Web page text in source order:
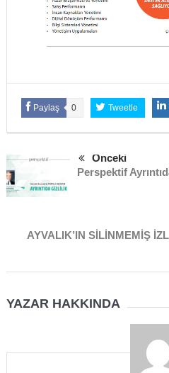
Paylaş 0 Tweetle
Önceki
Perspektif
AYVALIK’IN SİLİNMEMİŞ
YAZAR HAKKINDA